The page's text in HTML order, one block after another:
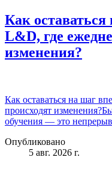
Как
L&D, где
изменения?
Как оставаться на шаг
происходят
обучения — это
Опубликовано
5 авг. 2026 г.